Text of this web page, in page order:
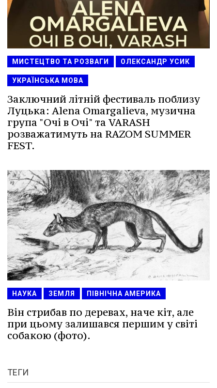
МИСТЕЦТВО ТА РОЗВАГИ ОЛЕКСАНДР УСИК
УКРАЇНСЬКА МОВА
Заключний літній фестиваль поблизу
Луцька: Alena Omargalieva, музична
група "Очі в Очі" та VARASH
розважатимуть на RAZOM SUMMER
FEST.
НАУКА ЗЕМЛЯ ПІВНІЧНА АМЕРИКА
Він стрибав по деревах, наче кіт, але
при цьому залишався першим у світі
собакою (фото).
ТЕГИ